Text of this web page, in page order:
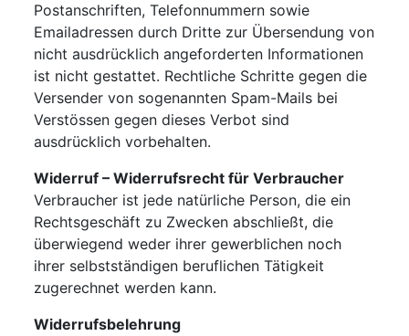
Postanschriften, Telefonnummern sowie
Emailadressen durch Dritte zur Übersendung von
nicht ausdrücklich angeforderten Informationen
ist nicht gestattet. Rechtliche Schritte gegen die
Versender von sogenannten Spam-Mails bei
Verstössen gegen dieses Verbot sind
ausdrücklich vorbehalten.
Widerruf – Widerrufsrecht für Verbraucher
Verbraucher ist jede natürliche Person, die ein
Rechtsgeschäft zu Zwecken abschließt, die
überwiegend weder ihrer gewerblichen noch
ihrer selbstständigen beruflichen Tätigkeit
zugerechnet werden kann.
Widerrufsbelehrung